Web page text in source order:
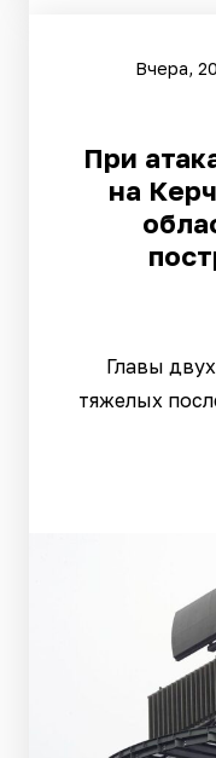
Вчера,
При
на
Главы
тяжелых